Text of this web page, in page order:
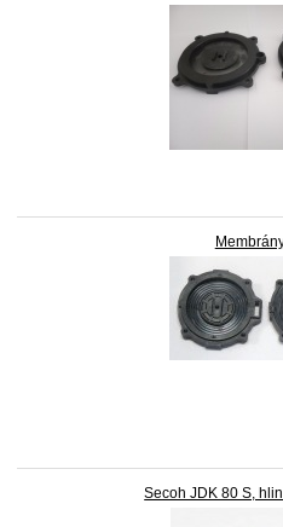
Membrány
Secoh JDK 80 S,